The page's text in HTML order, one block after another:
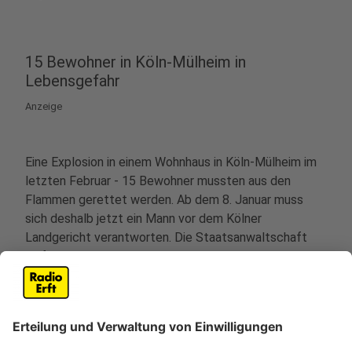
15 Bewohner in Köln-Mülheim in
Lebensgefahr
Anzeige
Eine Explosion in einem Wohnhaus in Köln-Mülheim im
letzten Februar - 15 Bewohner mussten aus den
Flammen gerettet werden. Ab dem 8. Januar muss
sich deshalb jetzt ein Mann vor dem Kölner
Landgericht verantworten. Die Staatsanwaltschaft
wirft dem Mitte 50-Jährigen versuchten Mord in 15
Fällen, gefährliche Brandstiftung und Herbeiführen
einer Explosion vor.
Der Mann soll in letzten Februar in seiner Wohnung